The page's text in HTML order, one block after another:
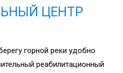
ЦЕНТР
горной реки удобно
реабилитационный